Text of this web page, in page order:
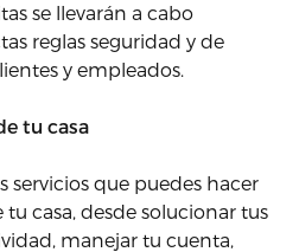
se llevarán a cabo
reglas seguridad y de
y empleados.
tu casa
servicios que puedes hacer
casa, desde solucionar tus
manejar tu cuenta,